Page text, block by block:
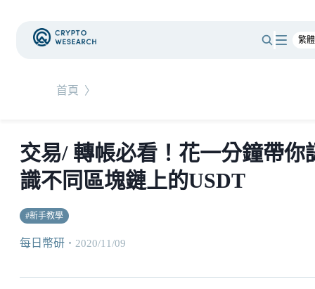
首頁 〉
交易/ 轉帳必看！花一分鐘帶你
識不同區塊鏈上的USDT
#新手教學
每日幣研 ・ 2020/11/09